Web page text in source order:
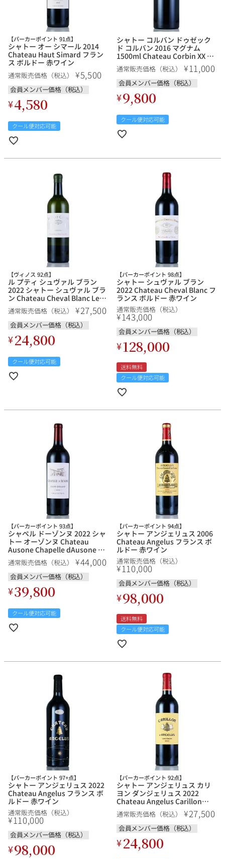
【パーカーポイント 91点】
シャトー オー シマール 2014
Chateau Haut Simard フラン
ス ボルドー 赤ワイン
通常販売価格（税込） ¥5,500
会員メンバー価格（税込）
¥4,580
クール便対応可能
シャトー コルバン ドゥゼック
ド コルバン 2016 マグナム
1500ml Chateau Corbin XX de
Corbin フランス ボルドー 赤ワ
イン
通常販売価格（税込） ¥11,000
会員メンバー価格（税込）
¥9,800
クール便対応可能
【ヴィノス 92点】
ル プティ シュヴァル ブラン
2022 シャトー シュヴァル ブラ
ン Chateau Cheval Blanc Le
Petit Cheval Blanc フランス ボ
ルドー 白ワイン
通常販売価格（税込） ¥27,500
会員メンバー価格（税込）
¥24,800
クール便対応可能
【パーカーポイント 98点】
シャトー シュヴァル ブラン
2022 Chateau Cheval Blanc フ
ランス ボルドー 赤ワイン
通常販売価格（税込）
¥143,000
会員メンバー価格（税込）
¥128,000
送料無料
クール便対応可能
【パーカーポイント 93点】
シャペル ドーゾンヌ 2022 シャ
トー オーゾンヌ Chateau
Ausone Chapelle dAusone フ
ランス ボルドー 赤ワイン
通常販売価格（税込） ¥44,000
会員メンバー価格（税込）
¥39,800
クール便対応可能
【パーカーポイント 94点】
シャトー アンジェリュス 2006
Chateau Angelus フランス ボ
ルドー 赤ワイン
通常販売価格（税込）
¥110,000
会員メンバー価格（税込）
¥98,000
送料無料
クール便対応可能
【パーカーポイント 97+点】
シャトー アンジェリュス 2022
Chateau Angelus フランス ボ
ルドー 赤ワイン
通常販売価格（税込）
¥110,000
会員メンバー価格（税込）
¥98,000
【パーカーポイント 92点】
シャトー アンジェリュス カリ
ヨン ダンジェリュス 2022
Chateau Angelus Carillon
dAngelus フランス ボルドー 赤
ワイン
通常販売価格（税込） ¥27,500
会員メンバー価格（税込）
¥24,800